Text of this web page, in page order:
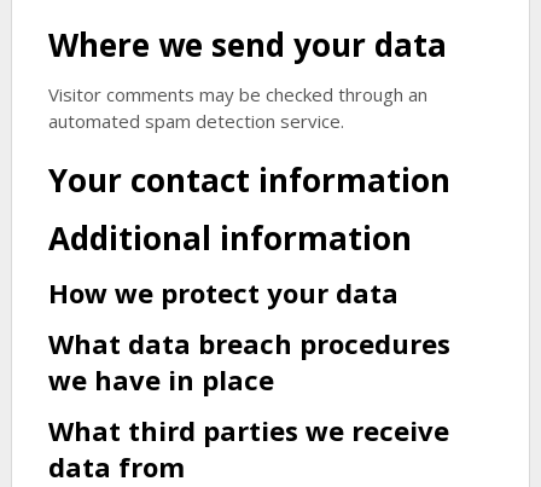
Where we send your data
Visitor comments may be checked through an
automated spam detection service.
Your contact information
Additional information
How we protect your data
What data breach procedures
we have in place
What third parties we receive
data from